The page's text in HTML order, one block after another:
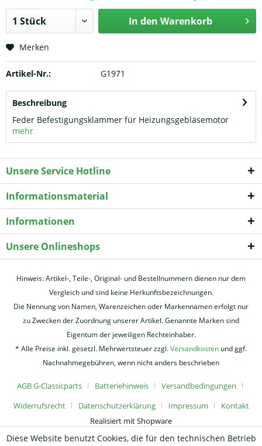
In den Warenkorb
Merken
Artikel-Nr.: G1971
Beschreibung
Feder Befestigungsklammer für Heizungsgebläsemotor
mehr
Unsere Service Hotline
Informationsmaterial
Informationen
Unsere Onlineshops
Hinweis: Artikel-, Teile-, Original- und Bestellnummern dienen nur dem
Vergleich und sind keine Herkunftsbezeichnungen.
Die Nennung von Namen, Warenzeichen oder Markennamen erfolgt nur
zu Zwecken der Zuordnung unserer Artikel. Genannte Marken sind
Eigentum der jeweiligen Rechteinhaber.
* Alle Preise inkl. gesetzl. Mehrwertsteuer zzgl.Versandkosten und ggf.
Nachnahmegebühren, wenn nicht anders beschrieben
AGB G-Classicparts Batteriehinweis
Versandbedingungen
Widerrufsrecht
Datenschutzerklärung Impressum
Kontakt
Realisiert mit Shopware
Diese Website benutzt Cookies, die für den technischen Betrieb